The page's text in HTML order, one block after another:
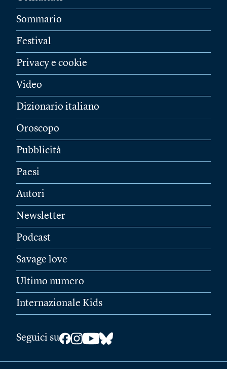
Sommario
Festival
Privacy e cookie
Video
Dizionario italiano
Oroscopo
Pubblicità
Paesi
Autori
Newsletter
Podcast
Savage love
Ultimo numero
Internazionale Kids
Seguici su